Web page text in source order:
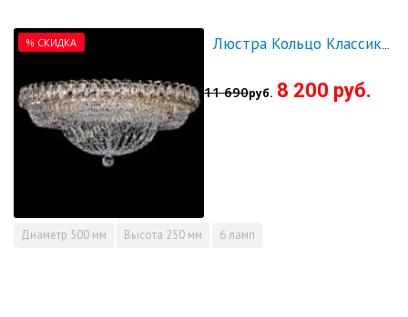
% СКИДКА Люстра Кольцо Классика 500 мм - СКИДКА!!!
11 690руб. 8 200 руб.
Диаметр 500 мм Высота 250 мм 6 ламп